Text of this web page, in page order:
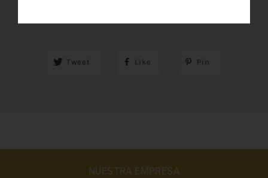
Tweet Like Pin
NUESTRA EMPRESA